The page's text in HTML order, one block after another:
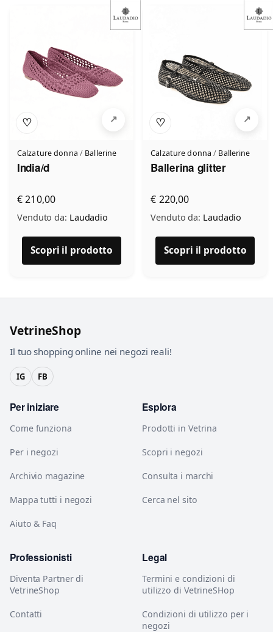
♡
Calzature donna / Ballerine
India/d
€ 210,00
Venduto da: Laudadio
Scopri il prodotto
♡
Calzature donna / Ballerine
Ballerina glitter
€ 220,00
Venduto da: Laudadio
Scopri il prodotto
VetrineShop
Il tuo shopping online nei negozi reali!
IG FB
Per iniziare
Come funziona
Per i negozi
Archivio magazine
Mappa tutti i negozi
Aiuto & Faq
Esplora
Prodotti in Vetrina
Scopri i negozi
Consulta i marchi
Cerca nel sito
Professionisti
Diventa Partner di
VetrineShop
Contatti
Legal
Termini e condizioni di
utilizzo di VetrineSHop
Condizioni di utilizzo per i
negozi